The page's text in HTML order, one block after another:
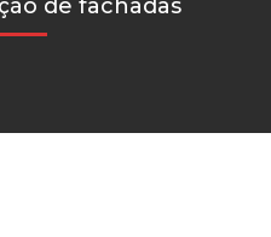
de fachadas